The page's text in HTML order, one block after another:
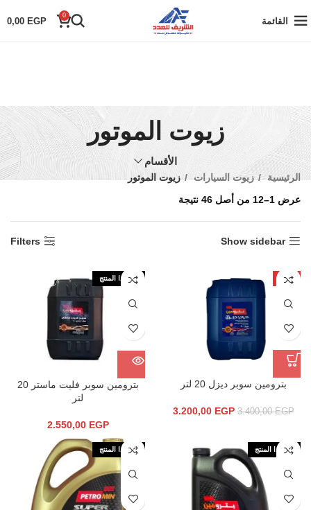
القائمة
0
0,00 EGP
زيوت الموتور
الأقسام
الرئيسية زيوت السيارات
زيوت الموتور
عرض 1–12 من أصل 46 نتيجة
Show sidebar
Filters
-6%
بترومين سوبر ديزل 20 لتر
3.400,00EGP
3.200,00 EGP
نفذ هذا المنتج
بترومين سوبر فليت ماستر 20
لتر
2.550,00 EGP
نفذ هذا المنتج نفذ هذا المنتج